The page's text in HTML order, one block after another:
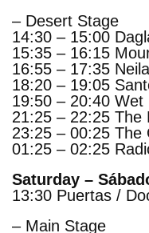
– Desert Stage
14:30 – 15:00
15:35 – 16:15
16:55 – 17:35 Neila
18:20 – 19:05
19:50 – 20:40 Wet
21:25 – 22:25 The
23:25 – 00:25 The
01:25 – 02:25
Saturday –
13:30 Puertas /
– Main Stage